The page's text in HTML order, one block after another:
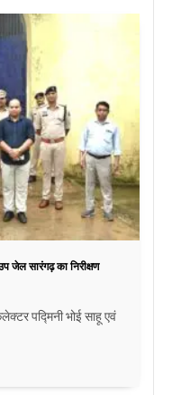
जेल सारंगढ़ का निरीक्षण
पद्मिनी भोई साहू एवं